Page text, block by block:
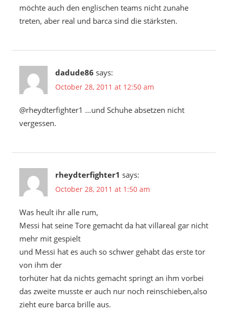
möchte auch den englischen teams nicht zunahe
treten, aber real und barca sind die stärksten.
dadude86 says:
October 28, 2011 at 12:50 am
@rheydterfighter1 …und Schuhe absetzen nicht
vergessen.
rheydterfighter1 says:
October 28, 2011 at 1:50 am
Was heult ihr alle rum,
Messi hat seine Tore gemacht da hat villareal gar nicht
mehr mit gespielt
und Messi hat es auch so schwer gehabt das erste tor
von ihm der
torhüter hat da nichts gemacht springt an ihm vorbei
das zweite musste er auch nur noch reinschieben,also
zieht eure barca brille aus.